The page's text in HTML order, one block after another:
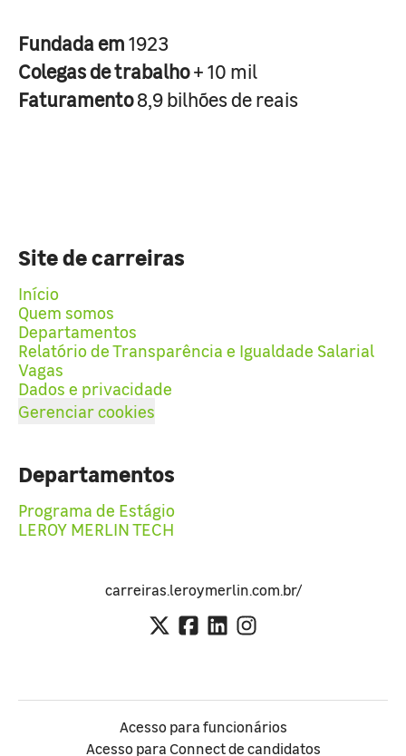
Fundada em1923
Colegas de trabalho+ 10 mil
Faturamento8,9 bilhões de reais
Site de carreiras
Início
Quem somos
Departamentos
Relatório de Transparência e Igualdade Salarial
Vagas
Dados e privacidade
Gerenciar cookies
Departamentos
Programa de Estágio
LEROY MERLIN TECH
carreiras.leroymerlin.com.br/
Acesso para funcionários
Acesso para Connect de candidatos